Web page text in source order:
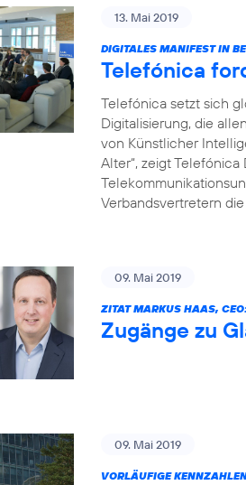
13. Mai 2019
DIGITALES MANIFEST IN
Telefónica
Telefónica setzt sich
Digitalisierung, die
von Künstlicher
Alter“, zeigt
Verbandsvertretern
09. Mai 2019
ZITAT MARKUS HAAS,
Zugänge zu
09. Mai 2019
VORLÄUFIGE